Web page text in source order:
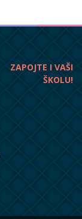
ZAPOJTE I VAŠI
ŠKOLU!